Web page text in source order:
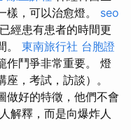
，可以治愈燈。 seo
經患有患者的時間更
。 東南旅行社 台胞證
作鬥爭非常重要。 燈
，考試，訪談）。
做好的特徵，他們不會
解釋，而是向爆炸人